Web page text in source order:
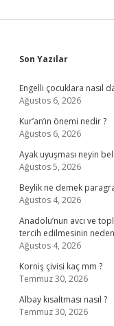
Sidebar
Son Yazılar
Engelli çocuklara nasıl
Ağustos 6, 2026
Kur’an’ın önemi nedir ?
Ağustos 6, 2026
Ayak uyuşması neyin
Ağustos 5, 2026
Beylik ne demek
Ağustos 4, 2026
Anadolu’nun avcı ve
tercih edilmesinin
Ağustos 4, 2026
Korniş çivisi kaç mm ?
Temmuz 30, 2026
Albay kısaltması nasıl ?
Temmuz 30, 2026